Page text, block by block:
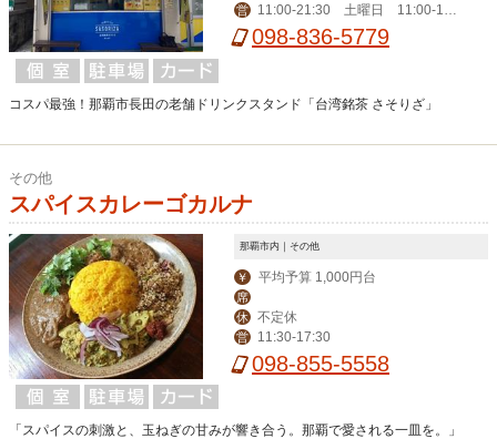
営
11:00-21:30 土曜日 11:00-18:
30 098-836-5779
コスパ最強！那覇市長田の老舗ドリンクスタンド「台湾銘茶 さそりざ」
その他
スパイスカレーゴカルナ
那覇市内｜その他
￥ 平均予算 1,000円台
席
休
不定休
営 11:30-17:30
098-855-5558
「スパイスの刺激と、玉ねぎの甘みが響き合う。那覇で愛される一皿を。」